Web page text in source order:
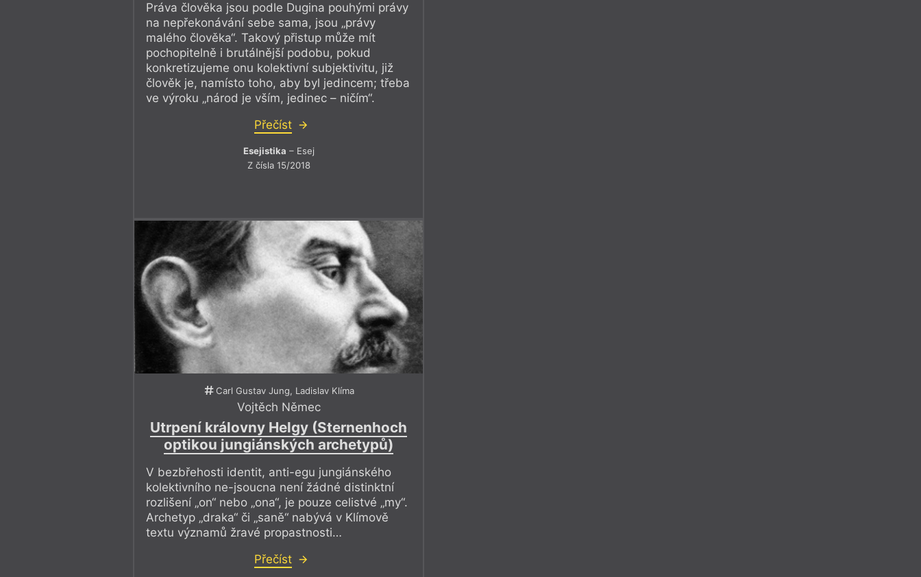
Práva člověka jsou podle Dugina pouhými právy
na nepřekonávání sebe sama, jsou „právy
malého člověka“. Takový přistup může mít
pochopitelně i brutálnější podobu, pokud
konkretizujeme onu kolektivní subjektivitu, již
člověk je, namísto toho, aby byl jedincem; třeba
ve výroku „národ je vším, jedinec – ničím“.
Přečíst
Esejistika – Esej
Z čísla 15/2018
Carl Gustav Jung, Ladislav Klíma
Vojtěch Němec
Utrpení královny Helgy (Sternenhoch
optikou jungiánských archetypů)
V bezbřehosti identit, anti-egu jungiánského
kolektivního ne-jsoucna není žádné distinktní
rozlišení „on“ nebo „ona“, je pouze celistvé „my“.
Archetyp „draka“ či „saně“ nabývá v Klímově
textu významů žravé propastnosti…
Přečíst